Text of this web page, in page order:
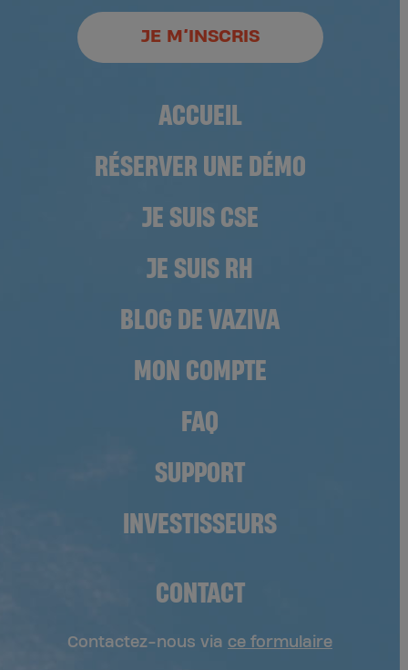
ACCUEIL
RÉSERVER UNE DÉMO
JE SUIS CSE
JE SUIS RH
BLOG DE VAZIVA
MON COMPTE
FAQ
SUPPORT
INVESTISSEURS
CONTACT
Contactez-nous via ce formulaire
JE M’INSCRIS